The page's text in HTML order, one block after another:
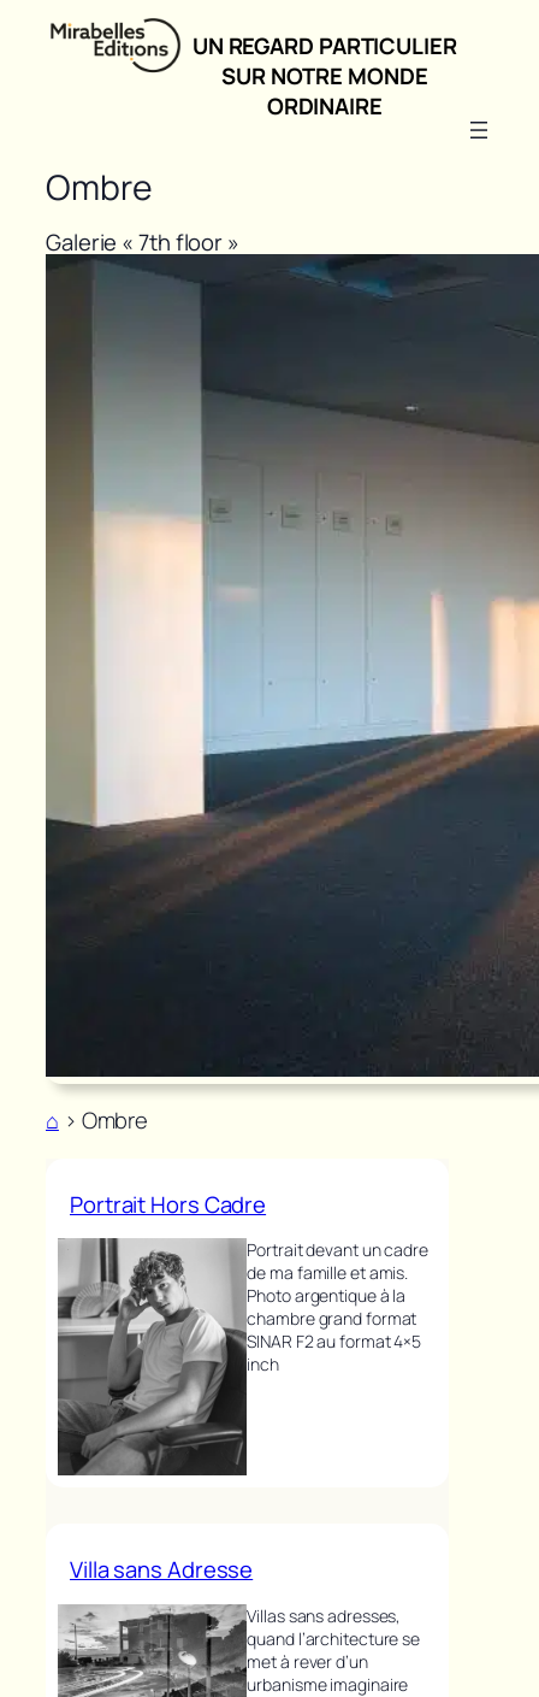
UN REGARD PARTICULIER
SUR NOTRE MONDE
ORDINAIRE
Ombre
Galerie « 7th floor »
⌂ > Ombre
Portrait Hors Cadre
Portrait devant un cadre
de ma famille et amis.
Photo argentique à la
chambre grand format
SINAR F2 au format 4×5
inch
Villa sans Adresse
Villas sans adresses,
quand l’architecture se
met à rever d’un
urbanisme imaginaire